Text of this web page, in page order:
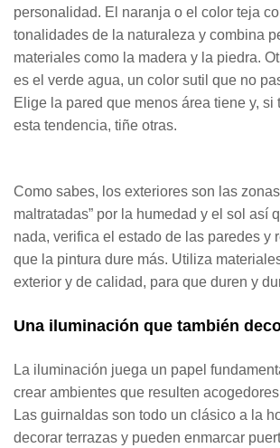
personalidad. El naranja o el color teja
tonalidades de la naturaleza y combina
materiales como la madera y la piedra.
es el verde agua, un color sutil que no
Elige la pared que menos área tiene y, si
esta tendencia, tiñe otras.
Como sabes, los exteriores son las zonas
maltratadas” por la humedad y el sol así
nada, verifica el estado de las paredes y
que la pintura dure más. Utiliza
exterior y de calidad, para que duren y
Una iluminación que también
La iluminación juega un papel
crear ambientes que resulten
Las guirnaldas son todo un clásico a la
decorar terrazas y pueden enmarcar